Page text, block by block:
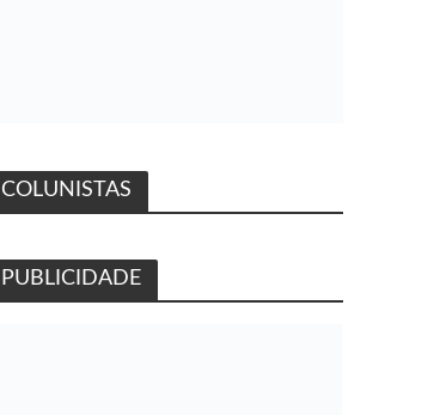
COLUNISTAS
PUBLICIDADE